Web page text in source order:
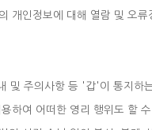
개인정보에 대해 열람 및 오
및 주의사항 등 '갑'이 통지
하여 어떠한 영리 행위도 할 수